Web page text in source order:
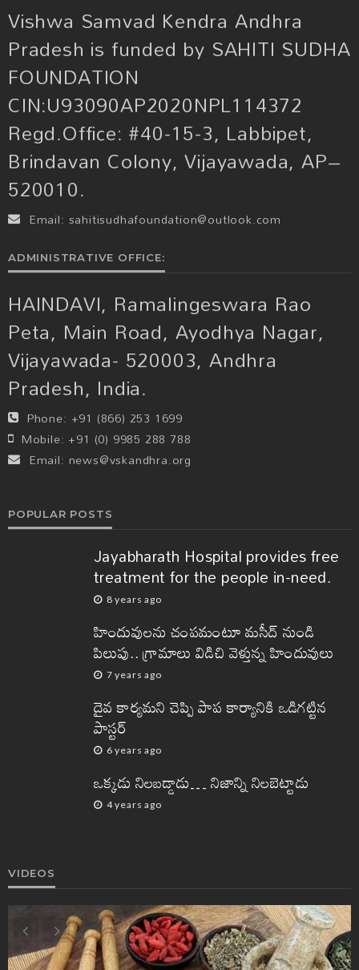
Vishwa Samvad Kendra Andhra
Pradesh is funded by SAHITI SUDHA
FOUNDATION
CIN:U93090AP2020NPL114372
Regd.Office: #40-15-3, Labbipet,
Brindavan Colony, Vijayawada, AP–
520010.
Email: sahitisudhafoundation@outlook.com
ADMINISTRATIVE OFFICE:
HAINDAVI, Ramalingeswara Rao
Peta, Main Road, Ayodhya Nagar,
Vijayawada- 520003, Andhra
Pradesh, India.
Phone: +91 (866) 253 1699
Mobile: +91 (0) 9985 288 788
Email: news@vskandhra.org
POPULAR POSTS
Jayabharath Hospital provides free
treatment for the people in-need.
8 years ago
హిందువులను చంపమంటూ మసీద్ నుండి
పిలుపు.. గ్రామాలు విడిచి వెళ్తున్న హిందువులు
7 years ago
దైవ కార్యమని చెప్పి పాప కార్యానికి ఒడిగట్టిన
పాస్టర్
6 years ago
ఒక్కడు నిలబడ్డాడు… నిజాన్ని నిలబెట్టాడు
4 years ago
VIDEOS